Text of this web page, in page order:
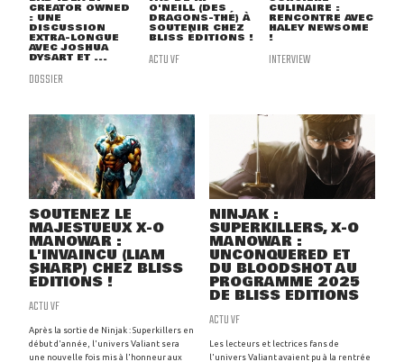
CREATOR OWNED
: UNE
DISCUSSION
EXTRA-LONGUE
AVEC JOSHUA
DYSART ET ...
DOSSIER
O'NEILL (DES
DRAGONS-THÉ) À
SOUTENIR CHEZ
BLISS ÉDITIONS !
ACTU VF
CULINAIRE :
RENCONTRE AVEC
HALEY NEWSOME
!
INTERVIEW
SOUTENEZ LE
MAJESTUEUX X-O
MANOWAR :
L'INVAINCU (LIAM
SHARP) CHEZ BLISS
ÉDITIONS !
ACTU VF
Après la sortie de Ninjak : Superkillers en
début d'année, l'univers Valiant sera
une nouvelle fois mis à l'honneur aux
NINJAK :
SUPERKILLERS, X-O
MANOWAR :
UNCONQUERED ET
DU BLOODSHOT AU
PROGRAMME 2025
DE BLISS EDITIONS
ACTU VF
Les lecteurs et lectrices fans de
l'univers Valiant avaient pu à la rentrée